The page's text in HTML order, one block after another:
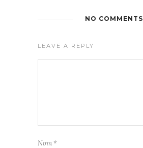
NO COMMENTS
LEAVE A REPLY
Nom *